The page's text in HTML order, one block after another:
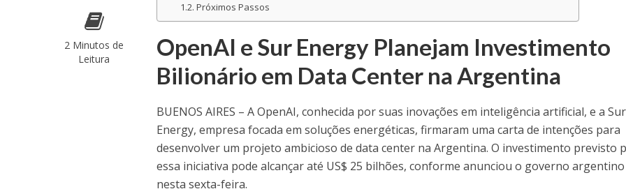
2 Minutos de
Leitura
Próximos Passos
OpenAI e Sur Energy Planejam Investimento
Bilionário em Data Center na Argentina
BUENOS AIRES – A OpenAI, conhecida por suas inovações em inteligência artificial, e a Sur
Energy, empresa focada em soluções energéticas, firmaram uma carta de intenções para
desenvolver um projeto ambicioso de data center na Argentina. O investimento previsto
essa iniciativa pode alcançar até US$ 25 bilhões, conforme anunciou o governo argentino
nesta sexta-feira.